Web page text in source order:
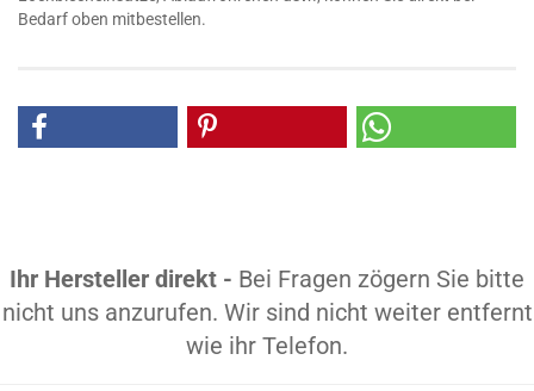
Bedarf oben mitbestellen.
Ihr Hersteller direkt - Bei Fragen zögern Sie bitte
nicht uns anzurufen. Wir sind nicht weiter entfernt
wie ihr Telefon.